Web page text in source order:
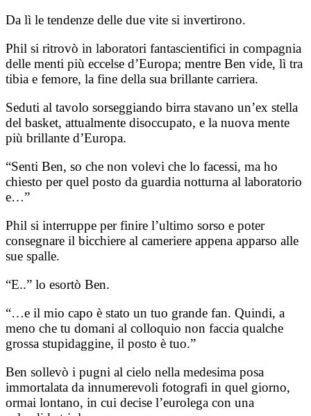
Da lì le tendenze delle due vite si invertirono.
Phil si ritrovò in laboratori fantascientifici in compagnia
delle menti più eccelse d’Europa; mentre Ben vide, lì tra
tibia e femore, la fine della sua brillante carriera.
Seduti al tavolo sorseggiando birra stavano un’ex stella
del basket, attualmente disoccupato, e la nuova mente
più brillante d’Europa.
“Senti Ben, so che non volevi che lo facessi, ma ho
chiesto per quel posto da guardia notturna al laboratorio
e…”
Phil si interruppe per finire l’ultimo sorso e poter
consegnare il bicchiere al cameriere appena apparso alle
sue spalle.
“E..” lo esortò Ben.
“…e il mio capo è stato un tuo grande fan. Quindi, a
meno che tu domani al colloquio non faccia qualche
grossa stupidaggine, il posto è tuo.”
Ben sollevò i pugni al cielo nella medesima posa
immortalata da innumerevoli fotografi in quel giorno,
ormai lontano, in cui decise l’eurolega con una